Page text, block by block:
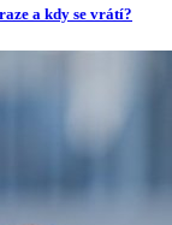
a kdy se vrátí?